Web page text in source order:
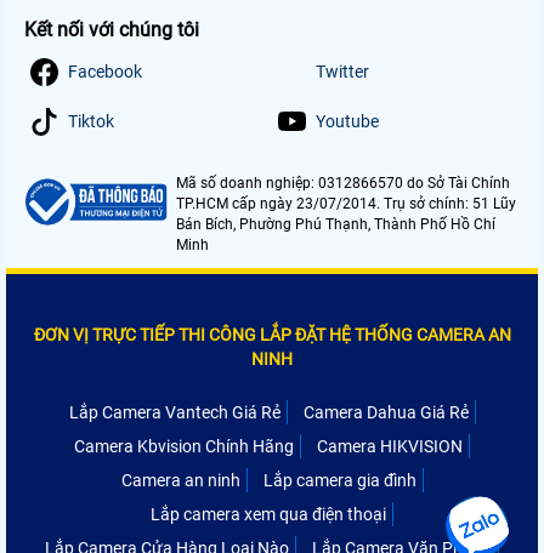
Kết nối với chúng tôi
Facebook Twitter
Tiktok Youtube
Mã số doanh nghiệp: 0312866570 do Sở Tài Chính
TP.HCM cấp ngày 23/07/2014. Trụ sở chính: 51 Lũy
Bán Bích, Phường Phú Thạnh, Thành Phố Hồ Chí
Minh
ĐƠN VỊ TRỰC TIẾP THI CÔNG LẮP ĐẶT HỆ THỐNG CAMERA AN
NINH
Lắp Camera Vantech Giá Rẻ
Camera Dahua Giá Rẻ
Camera Kbvision Chính Hãng
Camera HIKVISION
Camera an ninh
Lắp camera gia đình
Lắp camera xem qua điện thoại
Lắp Camera Cửa Hàng Loại Nào
Lắp Camera Văn Phòng